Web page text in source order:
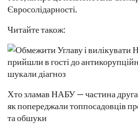
Євросолідарності.
Читайте також:
Хто зламав НАБУ — частина
як попереджали топпосадовців
та обшуки